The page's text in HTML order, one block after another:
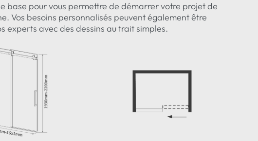
base pour vous permettre de démarrer votre projet de
Vos besoins personnalisés peuvent également être
experts avec des dessins au trait simples.